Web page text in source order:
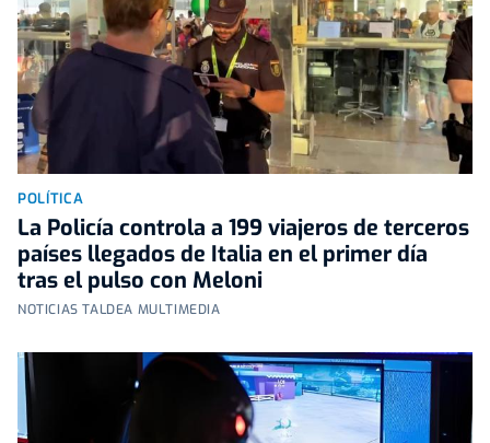
POLÍTICA
La Policía controla a 199 viajeros de terceros
países llegados de Italia en el primer día
tras el pulso con Meloni
NOTICIAS TALDEA MULTIMEDIA